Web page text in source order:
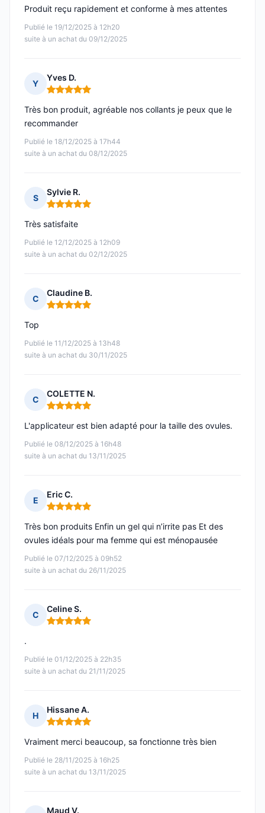
Publié le 19/12/2025 à 12h20
suite à un achat du 09/12/2025
Produit reçu rapidement et conforme à mes attentes
Y
Yves D.
Note : 5 sur 5
Publié le 18/12/2025 à 17h44
suite à un achat du 08/12/2025
Très bon produit, agréable nos collants je peux que le
recommander
S
Sylvie R.
Note : 5 sur 5
Publié le 12/12/2025 à 12h09
suite à un achat du 02/12/2025
Très satisfaite
C
Claudine B.
Note : 5 sur 5
Publié le 11/12/2025 à 13h48
suite à un achat du 30/11/2025
Top
C
COLETTE N.
Note : 5 sur 5
Publié le 08/12/2025 à 16h48
suite à un achat du 13/11/2025
L'applicateur est bien adapté pour la taille des ovules.
E
Eric C.
Note : 5 sur 5
Publié le 07/12/2025 à 09h52
suite à un achat du 26/11/2025
Très bon produits Enfin un gel qui n’irrite pas Et des
ovules idéals pour ma femme qui est ménopausée
C
Celine S.
Note : 5 sur 5
Publié le 01/12/2025 à 22h35
suite à un achat du 21/11/2025
.
H
Hissane A.
Note : 5 sur 5
Publié le 28/11/2025 à 16h25
suite à un achat du 13/11/2025
Vraiment merci beaucoup, sa fonctionne très bien
Maud V.